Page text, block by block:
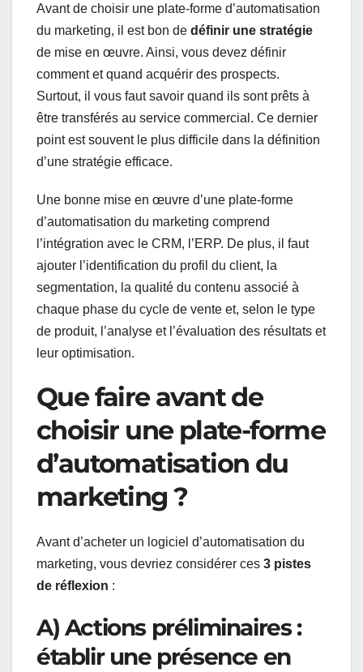
Avant de choisir une plate-forme d’automatisation
du marketing, il est bon de définir une stratégie
de mise en œuvre. Ainsi, vous devez définir
comment et quand acquérir des prospects.
Surtout, il vous faut savoir quand ils sont prêts à
être transférés au service commercial. Ce dernier
point est souvent le plus difficile dans la définition
d’une stratégie efficace.
Une bonne mise en œuvre d’une plate-forme
d’automatisation du marketing comprend
l’intégration avec le CRM, l’ERP. De plus, il faut
ajouter l’identification du profil du client, la
segmentation, la qualité du contenu associé à
chaque phase du cycle de vente et, selon le type
de produit, l’analyse et l’évaluation des résultats et
leur optimisation.
Que faire avant de
choisir une plate-forme
d’automatisation du
marketing ?
Avant d’acheter un logiciel d’automatisation du
marketing, vous devriez considérer ces 3 pistes
de réflexion :
A) Actions préliminaires :
établir une présence en